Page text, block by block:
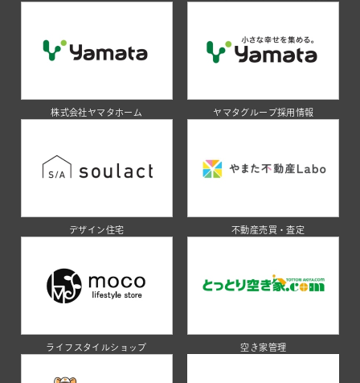
株式会社ヤマタホーム ヤマタグループ採用情報
デザイン住宅 不動産売買・査定
ライフスタイルショップ 空き家管理